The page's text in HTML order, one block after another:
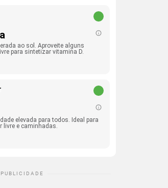
ao sol. Aproveite alguns
para sintetizar vitamina D.
elevada para todos. Ideal para
livre e caminhadas.